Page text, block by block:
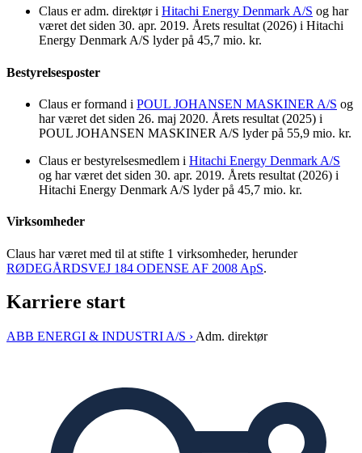
Claus er adm. direktør i Hitachi Energy Denmark A/S og har
været det siden 30. apr. 2019. Årets resultat (2026) i Hitachi
Energy Denmark A/S lyder på 45,7 mio. kr.
Bestyrelsesposter
Claus er formand i POUL JOHANSEN MASKINER A/S og
har været det siden 26. maj 2020. Årets resultat (2025) i
POUL JOHANSEN MASKINER A/S lyder på 55,9 mio. kr.
Claus er bestyrelsesmedlem i Hitachi Energy Denmark A/S
og har været det siden 30. apr. 2019. Årets resultat (2026) i
Hitachi Energy Denmark A/S lyder på 45,7 mio. kr.
Virksomheder
Claus har været med til at stifte 1 virksomheder, herunder
RØDEGÅRDSVEJ 184 ODENSE AF 2008 ApS.
Karriere start
ABB ENERGI & INDUSTRI A/S › Adm. direktør